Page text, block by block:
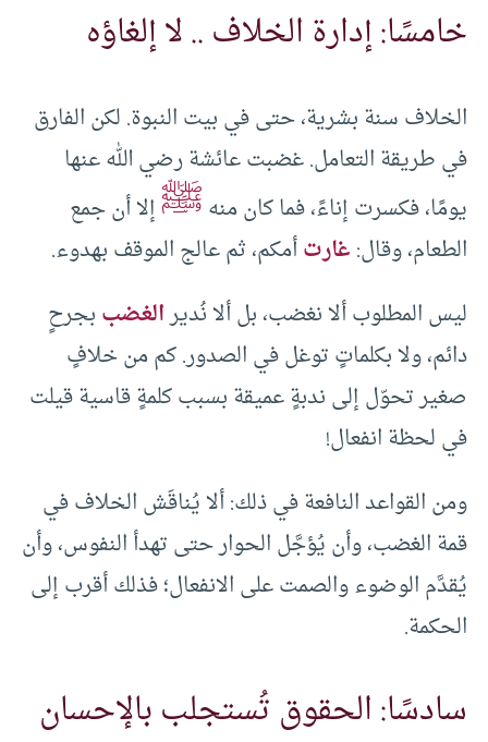
خامسًا: إدارة الخلاف .. لا إلغاؤه
الخلاف سنة بشرية، حتى في بيت النبوة. لكن الفارق
في طريقة التعامل. غضبت عائشة رضي الله عنها
يومًا، فكسرت إناءً، فما كان منهﷺإلا أن جمع
الطعام، وقال:غارتأمكم، ثم عالج الموقف بهدوء.
ليس المطلوب ألا نغضب، بل ألا نُديرالغضببجرحٍ
دائم، ولا بكلماتٍ توغل في الصدور. كم من خلافٍ
صغير تحوّل إلى ندبةٍ عميقة بسبب كلمةٍ قاسية قيلت
في لحظة انفعال!
ومن القواعد النافعة في ذلك: ألا يُناقَش الخلاف في
قمة الغضب، وأن يُؤجَّل الحوار حتى تهدأ النفوس، وأن
يُقدَّم الوضوء والصمت على الانفعال؛ فذلك أقرب إلى
الحكمة.
سادسًا: الحقوق تُستجلب بالإحسان